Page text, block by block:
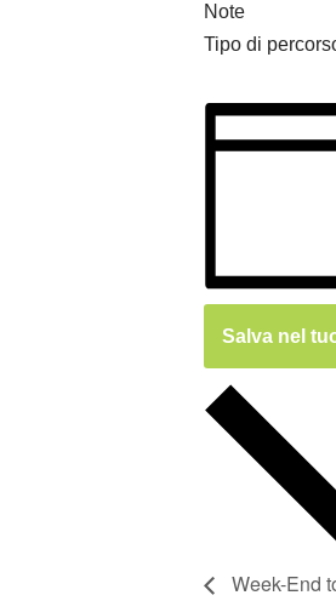
Note
Tipo di
Salva nel
Week-End